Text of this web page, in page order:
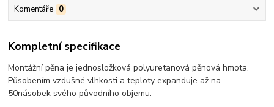
Komentáře 0
Kompletní specifikace
Montážní pěna je jednosložková polyuretanová pěnová hmota.
Působením vzdušné vlhkosti a teploty expanduje až na
50násobek svého původního objemu.